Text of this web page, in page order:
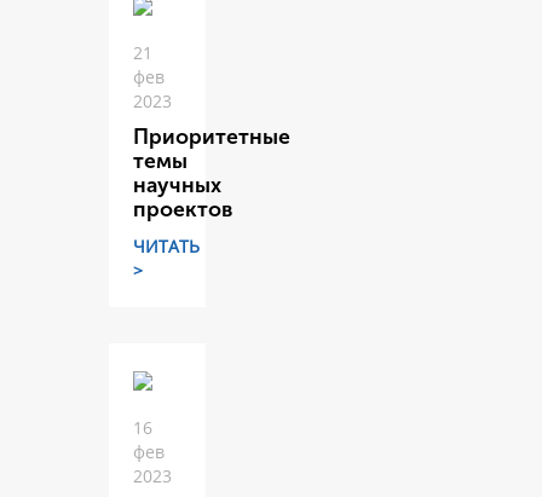
21
фев
2023
Приоритетные
темы
научных
проектов
ЧИТАТЬ
>
16
фев
2023